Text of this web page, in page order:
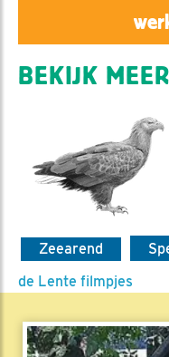
BEKIJK
Zeearend
de Lente filmpjes